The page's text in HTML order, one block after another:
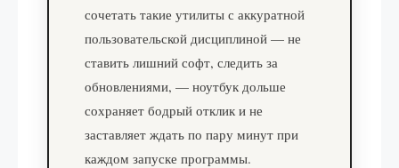
сочетать такие утилиты с аккуратной
пользовательской дисциплиной — не
ставить лишний софт, следить за
обновлениями, — ноутбук дольше
сохраняет бодрый отклик и не
заставляет ждать по пару минут при
каждом запуске программы.